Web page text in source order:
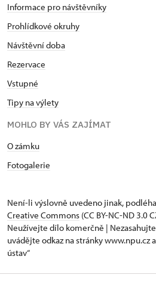
Informace pro návštěvníky
Prohlídkové okruhy
Návštěvní doba
Rezervace
Vstupné
Tipy na výlety
MOHLO BY VÁS ZAJÍMAT
O zámku
Fotogalerie
Není-li výslovně uvedeno jinak,
Creative Commons (CC BY-NC-ND 3.0
Neužívejte dílo komerčně |
uvádějte odkaz na stránky www.npu.cz
ústav“